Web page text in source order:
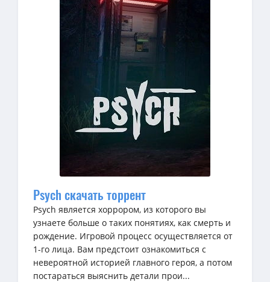
Psych скачать торрент
Psych является хоррором, из которого вы
узнаете больше о таких понятиях, как смерть и
рождение. Игровой процесс осуществляется от
1-го лица. Вам предстоит ознакомиться с
невероятной историей главного героя, а потом
постараться выяснить детали прои...